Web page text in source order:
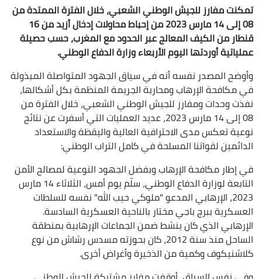
تمكنت مفارز للجيش الوطني الشعبي، خلال الفترة الممتدة من
08 إلى 14 مارس 2023 من إحباط محاولات إدخال أزيد من 16
قنطار من الكيف المعالج عبر الحدود مع المغرب، حسب حصيلة
عملياتية أوردتها اليوم الأربعاء وزارة الدفاع الوطني.
وأوضح المصدر نفسه أنه في سياق الجهود المتواصلة المبذولة
في مكافحة الإرهاب ومحاربة الجريمة المنظمة بكل أشكالها،
نفذت وحدات ومفارز للجيش الوطني الشعبي، خلال الفترة من
08 إلى 14 مارس 2023، عديد العمليات التي أسفرت عن نتائج
نوعية تعكس مدى الاحترافية العالية واليقظة والاستعداد
الدائمين لقواتنا المسلحة في كامل التراب الوطني:
في إطار مكافحة الإرهاب وبفضل الجهود النوعية لمصالح الأمن
التابعة لوزارة الدفاع الوطني، سلّم يوم أمس، الثلاثاء 14 مارس
2023، الإرهابي المدعو "ملوكي حيب الله" نفسه للسلطات
العسكرية ببرج باجي مختار بالناحية العسكرية السادسة.
الإرهابي الذي كان ينشط ضمن الجماعات الإرهابية بمنطقة
الساحل منذ سنة 2012، كان بحوزته مسدس رشاش من نوع
كلاشنيكوف وكمية من الذخيرة وأغراض أخرى.